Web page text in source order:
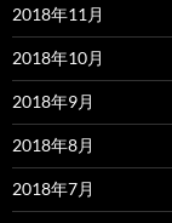
2018年11月
2018年10月
2018年9月
2018年8月
2018年7月